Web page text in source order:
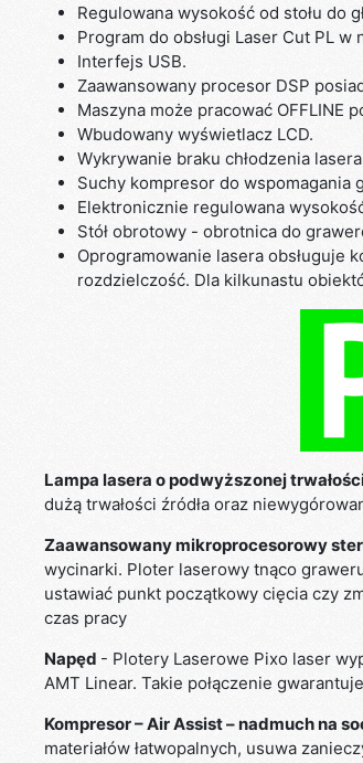
Regulowana wysokość od stołu do
Program do obsługi Laser Cut PL
Interfejs USB.
Zaawansowany procesor DSP
Maszyna może pracować OFFLINE
Wbudowany wyświetlacz LCD.
Wykrywanie braku chłodzenia
Suchy kompresor do wspomagania
Elektronicznie regulowana
Stół obrotowy - obrotnica do
Oprogramowanie lasera obsługuje
rozdzielczość. Dla kilkunastu
Lampa lasera o podwyższonej
dużą trwałości źródła oraz
Zaawansowany mikroprocesorowy
wycinarki. Ploter laserowy tnąco
ustawiać punkt początkowy cięcia czy
czas pracy
Napęd - Plotery Laserowe Pixo laser
AMT Linear. Takie połączenie
Kompresor – Air Assist – nadmuch na
materiałów łatwopalnych, usuwa